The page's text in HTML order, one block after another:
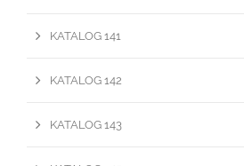
KATALOG 141
KATALOG 142
KATALOG 143